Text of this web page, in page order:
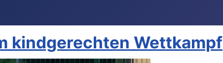
kindgerechten Wettkampf